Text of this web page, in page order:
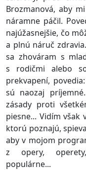
Brozmanová, aby
náramne páčil.
najúžasnejšie, čo
a plnú náruč
sa zhováram s
s rodičmi alebo
prekvapení,
sú naozaj
zásady proti
piesne... Vidím však
ktorú poznajú,
aby v mojom
z opery,
populárne...